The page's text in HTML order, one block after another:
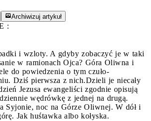
Archiwizuj artykuł
:
i wzloty. A gdyby zobaczyć je w taki
w ramionach Ojca? Góra Oliwna i
do powiedzenia o tym czuło-
Dziś pierwsza z nich.Dzieli je niecały
Jezusa ewangeliści zgodnie opisują
wędrówkę z jednej na drugą.
Syjonie, noc na Górze Oliwnej. W dół i
Jak huśtawka albo kołyska.